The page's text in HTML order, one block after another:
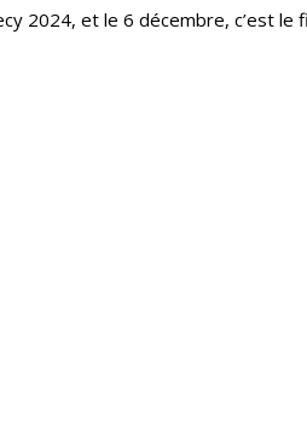
2024, et le 6 décembre, c’est le